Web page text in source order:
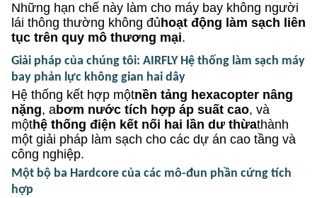
Những hạn chế này làm cho máy bay không người
lái thông thường không đủ hoạt động làm sạch liên
tục trên quy mô thương mại.
Giải pháp của chúng tôi: AIRFLY Hệ thống làm sạch máy
bay phản lực không gian hai dây
Hệ thống kết hợp mộtnền tảng hexacopter nâng
nặng, abơm nước tích hợp áp suất cao, và
mộthệ thống điện kết nối hai lần dư thừathành
một giải pháp làm sạch cho các dự án cao tầng và
công nghiệp.
Một bộ ba Hardcore của các mô-đun phần cứng tích
hợp